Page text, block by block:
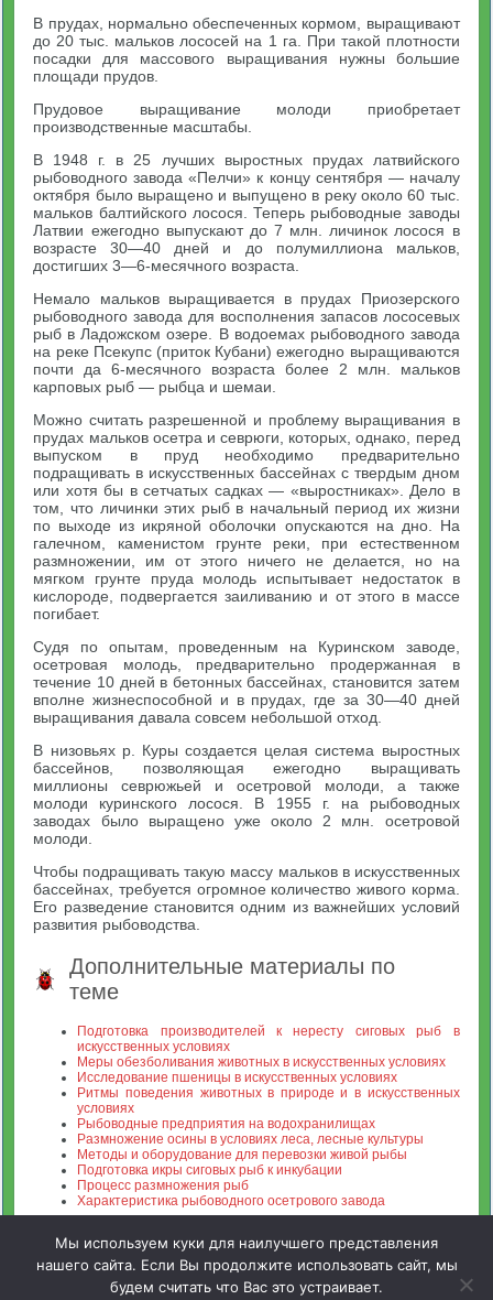
В прудах, нормально обеспеченных кормом, выращивают
до 20 тыс. мальков лососей на 1 га. При такой плотности
посадки для массового выращивания нужны большие
площади прудов.
Прудовое выращивание молоди приобретает
производственные масштабы.
В 1948 г. в 25 лучших выростных прудах латвийского
рыбоводного завода «Пелчи» к концу сентября — началу
октября было выращено и выпущено в реку около 60 тыс.
мальков балтийского лосося. Теперь рыбоводные заводы
Латвии ежегодно выпускают до 7 млн. личинок лосося в
возрасте 30—40 дней и до полумиллиона мальков,
достигших 3—6-месячного возраста.
Немало мальков выращивается в прудах Приозерского
рыбоводного завода для восполнения запасов лососевых
рыб в Ладожском озере. В водоемах рыбоводного завода
на реке Псекупс (приток Кубани) ежегодно выращиваются
почти да 6-месячного возраста более 2 млн. мальков
карповых рыб — рыбца и шемаи.
Можно считать разрешенной и проблему выращивания в
прудах мальков осетра и севрюги, которых, однако, перед
выпуском в пруд необходимо предварительно
подращивать в искусственных бассейнах с твердым дном
или хотя бы в сетчатых садках — «выростниках». Дело в
том, что личинки этих рыб в начальный период их жизни
по выходе из икряной оболочки опускаются на дно. На
галечном, каменистом грунте реки, при естественном
размножении, им от этого ничего не делается, но на
мягком грунте пруда молодь испытывает недостаток в
кислороде, подвергается заиливанию и от этого в массе
погибает.
Судя по опытам, проведенным на Куринском заводе,
осетровая молодь, предварительно продержанная в
течение 10 дней в бетонных бассейнах, становится затем
вполне жизнеспособной и в прудах, где за 30—40 дней
выращивания давала совсем небольшой отход.
В низовьях р. Куры создается целая система выростных
бассейнов, позволяющая ежегодно выращивать
миллионы севрюжьей и осетровой молоди, а также
молоди куринского лосося. В 1955 г. на рыбоводных
заводах было выращено уже около 2 млн. осетровой
молоди.
Чтобы подращивать такую массу мальков в искусственных
бассейнах, требуется огромное количество живого корма.
Его разведение становится одним из важнейших условий
развития рыбоводства.
Дополнительные материалы по
теме
Подготовка производителей к нересту сиговых рыб в
искусственных условиях
Меры обезболивания животных в искусственных условиях
Исследование пшеницы в искусственных условиях
Ритмы поведения животных в природе и в искусственных
условиях
Рыбоводные предприятия на водохранилищах
Размножение осины в условиях леса, лесные культуры
Методы и оборудование для перевозки живой рыбы
Подготовка икры сиговых рыб к инкубации
Процесс размножения рыб
Характеристика рыбоводного осетрового завода
Зооинженерный факультет МСХА. Неофициальный сайт
Мы используем куки для наилучшего представления
нашего сайта. Если Вы продолжите использовать сайт, мы
будем считать что Вас это устраивает.